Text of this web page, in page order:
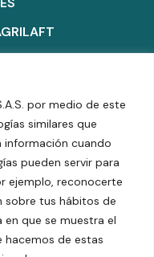
por medio de este
similares que
información cuando
pueden servir para
ejemplo, reconocerte
sobre tus hábitos de
en que se muestra el
hacemos de estas
Y COMERCIO
– CAJICÁ
reservados.